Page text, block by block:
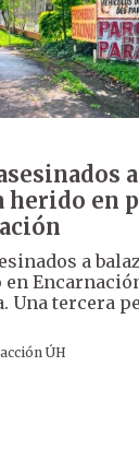
herido en
a
Una tercera
ÚH